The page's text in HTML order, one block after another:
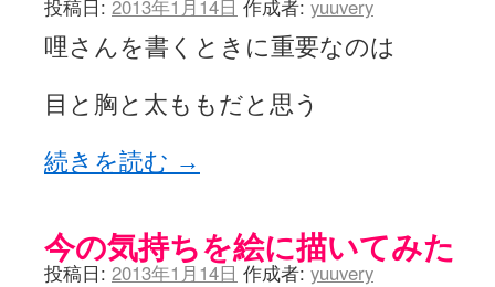
投稿日: 2013年1月14日 作成者: yuuvery
哩さんを書くときに重要なのは
目と胸と太ももだと思う
続きを読む →
今の気持ちを絵に描いてみた
投稿日: 2013年1月14日 作成者: yuuvery